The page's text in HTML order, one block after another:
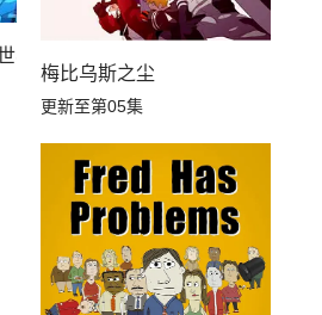
界动态漫
梅比乌斯之尘
更新至第05集